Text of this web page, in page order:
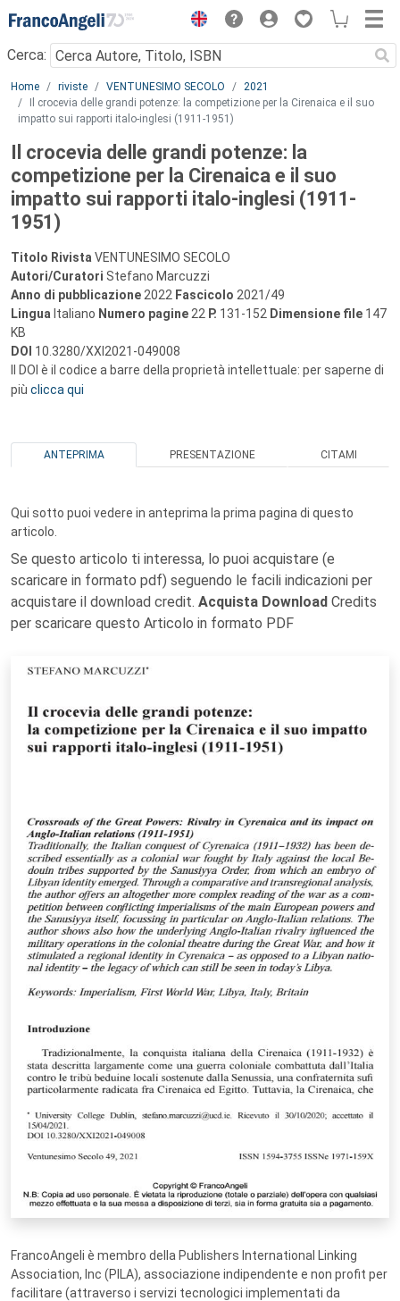
Menu
Cerca:
Main content
Home riviste VENTUNESIMO SECOLO
2021
Il crocevia delle grandi potenze: la competizione per la Cirenaica e il suo
impatto sui rapporti italo-inglesi (1911-1951)
Il crocevia delle grandi potenze: la
competizione per la Cirenaica e il suo
impatto sui rapporti italo-inglesi (1911-
1951)
Titolo Rivista VENTUNESIMO SECOLO
Autori/Curatori Stefano Marcuzzi
Anno di pubblicazione 2022 Fascicolo 2021/49
Lingua Italiano Numero pagine 22 P. 131-152 Dimensione file 147
KB
DOI 10.3280/XXI2021-049008
Il DOI è il codice a barre della proprietà intellettuale: per saperne di
più clicca qui
ANTEPRIMA PRESENTAZIONE CITAMI
Qui sotto puoi vedere in anteprima la prima pagina di questo
articolo.
Se questo articolo ti interessa, lo puoi acquistare (e
scaricare in formato pdf) seguendo le facili indicazioni per
acquistare il download credit. Acquista Download Credits
per scaricare questo Articolo in formato PDF
FrancoAngeli è membro della Publishers International Linking
Association, Inc (PILA), associazione indipendente e non profit per
facilitare (attraverso i servizi tecnologici implementati da